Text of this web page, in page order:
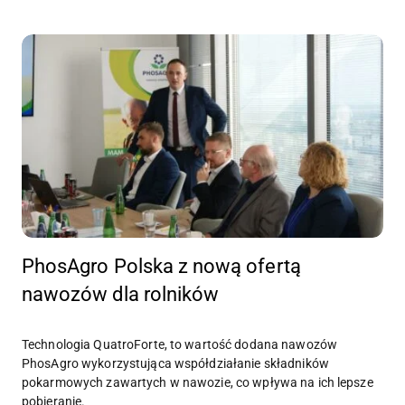
PhosAgro Polska z nową ofertą
nawozów dla rolników
Technologia QuatroForte, to wartość dodana nawozów
PhosAgro wykorzystująca współdziałanie składników
pokarmowych zawartych w nawozie, co wpływa na ich lepsze
pobieranie.